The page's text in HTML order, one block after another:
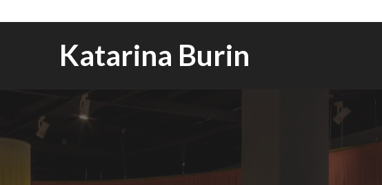
Katarina Burin